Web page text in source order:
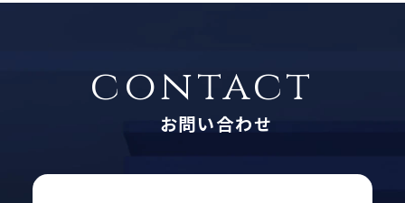
contact
お問い合わせ